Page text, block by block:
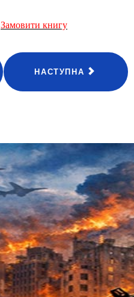
Замовити книгу
НАСТУПНА